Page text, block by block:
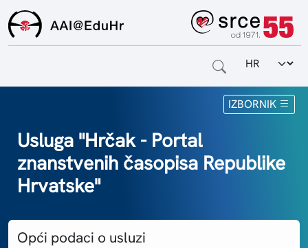
Odabir
IZBORNIK
Za krajnje korisnike
Za davatelje usluga
Usluga "Hrčak - Portal
znanstvenih časopisa Republike
Hrvatske"
Opći podaci o usluzi